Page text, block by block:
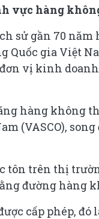
vực hàng
sử gần 70
Quốc gia Việt
vị kinh
hàng không
(VASCO),
tôn trên thị
đường hàng
cấp phép, đó